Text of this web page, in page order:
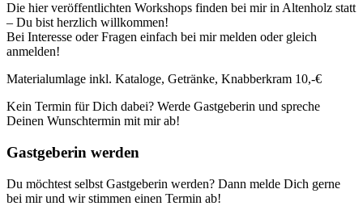
Die hier veröffentlichten Workshops finden bei mir in Altenholz statt
– Du bist herzlich willkommen!
Bei Interesse oder Fragen einfach bei mir melden oder gleich
anmelden!
Materialumlage inkl. Kataloge, Getränke, Knabberkram 10,-€
Kein Termin für Dich dabei? Werde Gastgeberin und spreche
Deinen Wunschtermin mit mir ab!
Gastgeberin werden
Du möchtest selbst Gastgeberin werden? Dann melde Dich gerne
bei mir und wir stimmen einen Termin ab!